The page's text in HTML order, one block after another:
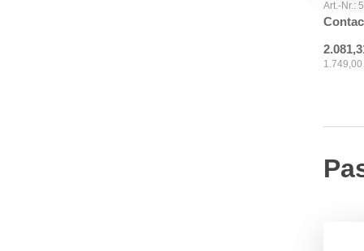
Art.-Nr.:
1.749,00